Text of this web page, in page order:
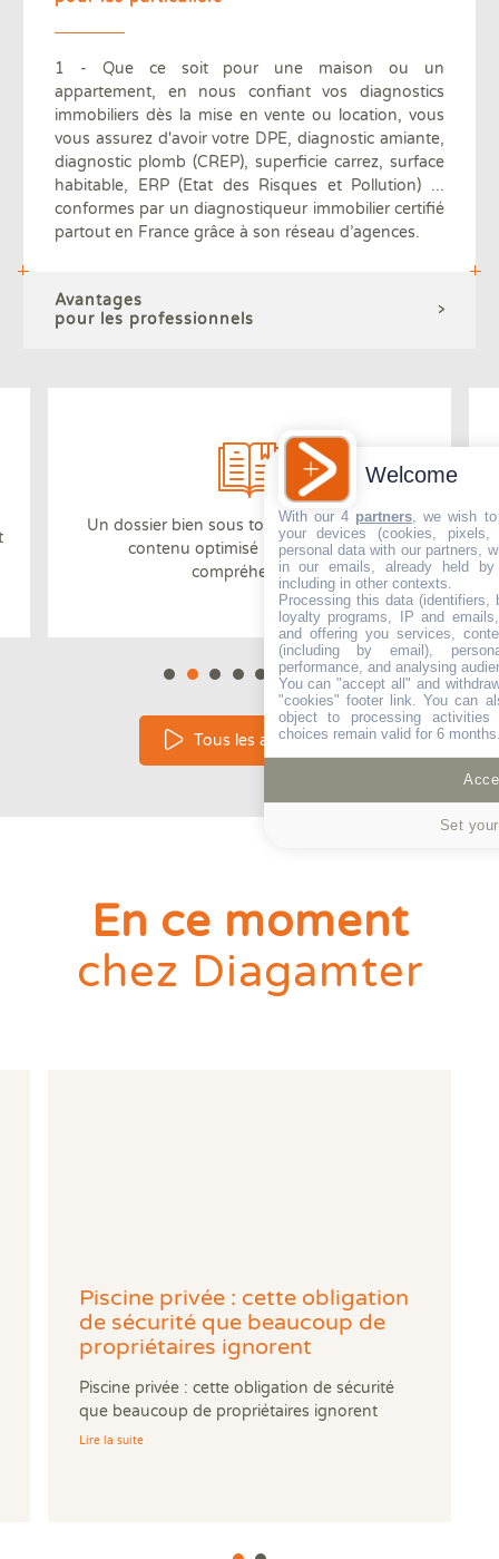
1 - Que ce soit pour une maison ou un
appartement, en nous confiant vos diagnostics
immobiliers dès la mise en vente ou location, vous
vous assurez d'avoir votre DPE, diagnostic amiante,
diagnostic plomb (CREP), superficie carrez, surface
habitable, ERP (Etat des Risques et Pollution) ...
conformes par un diagnostiqueur immobilier certifié
partout en France grâce à son réseau d’agences.
Avantages
pour les professionnels
Un dossier bien sous tous rapports avec un
contenu optimisé pour faciliter la
compréhension
Tous les avantages
En ce moment
chez Diagamter
Piscine privée : cette obligation
de sécurité que beaucoup de
propriétaires ignorent
Piscine privée : cette obligation de sécurité
que beaucoup de propriétaires ignorent
Lire la suite
Welcome
With our 4 partners, we wish to
your devices (cookies,
personal data with our partners,
in our emails, already held
including in other contexts.
Processing this data (identifiers,
loyalty programs, IP and
and offering you services,
(including by email),
performance, and analysing
You can "accept all" and
"cookies" footer link. You can
object to processing
choices remain valid for 6
Set